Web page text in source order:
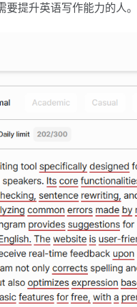
要提升英语写作能力的人。